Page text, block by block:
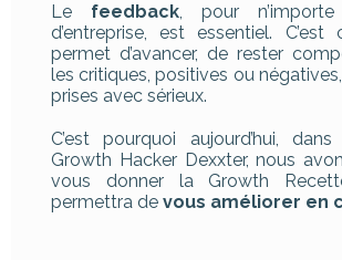
Le feedback, pour
d’entreprise, est essentiel.
permet d’avancer, de rester
les critiques, positives ou
prises avec sérieux.
C’est pourquoi aujourd’hui,
Growth Hacker Dexxter, nous
vous donner la Growth
permettra de vous améliorer en